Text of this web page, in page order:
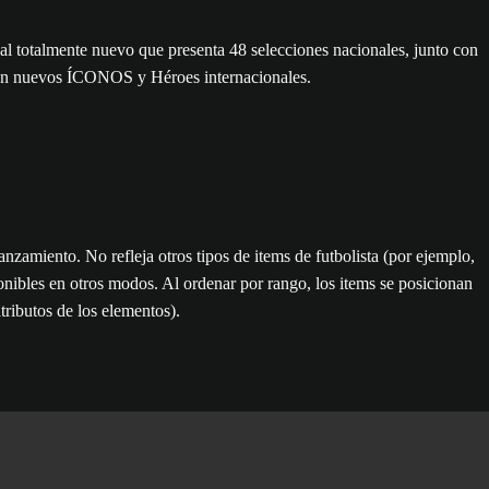
nuevo que presenta 48 selecciones nacionales, junto con
nuevos ÍCONOS y Héroes internacionales.
No refleja otros tipos de items de futbolista (por ejemplo,
en otros modos. Al ordenar por rango, los items se posicionan
de los elementos).